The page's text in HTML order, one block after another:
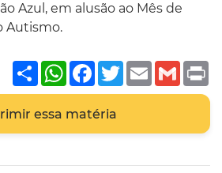
Azul, em alusão ao Mês de
Autismo.
ShareWhatsApp
Facebook
Twitter
Email
essa matéria